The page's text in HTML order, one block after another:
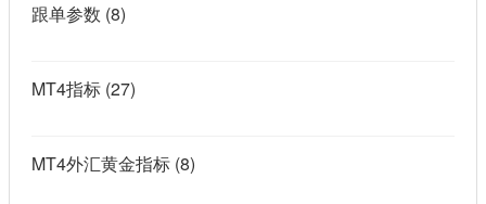
跟单参数 (8)
MT4指标 (27)
MT4外汇黄金指标 (8)